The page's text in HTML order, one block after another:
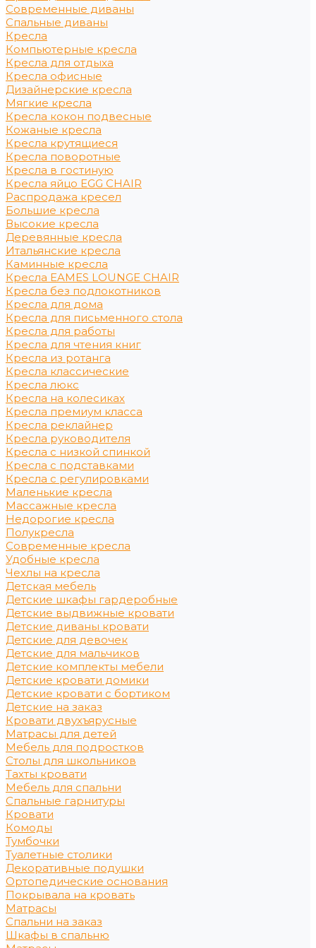
Современные диваны
Спальные диваны
Кресла
Компьютерные кресла
Кресла для отдыха
Кресла офисные
Дизайнерские кресла
Мягкие кресла
Кресла кокон подвесные
Кожаные кресла
Кресла крутящиеся
Кресла поворотные
Кресла в гостиную
Кресла яйцо EGG CHAIR
Распродажа кресел
Большие кресла
Высокие кресла
Деревянные кресла
Итальянские кресла
Каминные кресла
Кресла EAMES LOUNGE CHAIR
Кресла без подлокотников
Кресла для дома
Кресла для письменного стола
Кресла для работы
Кресла для чтения книг
Кресла из ротанга
Кресла классические
Кресла люкс
Кресла на колесиках
Кресла премиум класса
Кресла реклайнер
Кресла руководителя
Кресла с низкой спинкой
Кресла с подставками
Кресла с регулировками
Маленькие кресла
Массажные кресла
Недорогие кресла
Полукресла
Современные кресла
Удобные кресла
Чехлы на кресла
Детская мебель
Детские шкафы гардеробные
Детские выдвижные кровати
Детские диваны кровати
Детские для девочек
Детские для мальчиков
Детские комплекты мебели
Детские кровати домики
Детские кровати с бортиком
Детские на заказ
Кровати двухъярусные
Матрасы для детей
Мебель для подростков
Столы для школьников
Тахты кровати
Мебель для спальни
Спальные гарнитуры
Кровати
Комоды
Тумбочки
Туалетные столики
Декоративные подушки
Ортопедические основания
Покрывала на кровать
Матрасы
Спальни на заказ
Шкафы в спальню